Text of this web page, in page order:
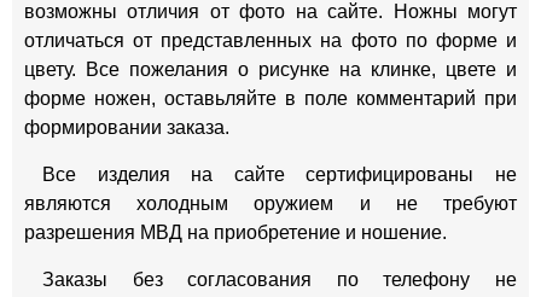
возможны отличия от фото на сайте. Ножны могут
отличаться от представленных на фото по форме и
цвету. Все пожелания о рисунке на клинке, цвете и
форме ножен, оставьляйте в поле комментарий при
формировании заказа.
Все изделия на сайте сертифицированы не
являются холодным оружием и не требуют
разрешения МВД на приобретение и ношение.
Заказы без согласования по телефону не